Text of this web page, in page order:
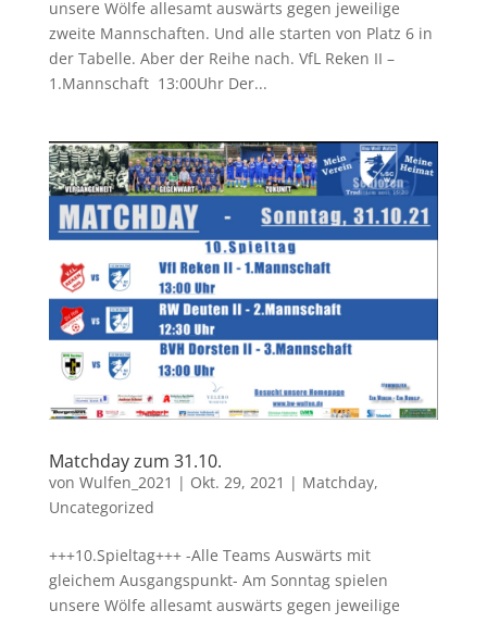
unsere Wölfe allesamt auswärts gegen jeweilige
zweite Mannschaften. Und alle starten von Platz 6 in
der Tabelle. Aber der Reihe nach. VfL Reken II –
1.Mannschaft 13:00Uhr Der...
Matchday zum 31.10.
von Wulfen_2021 | Okt. 29, 2021 | Matchday,
Uncategorized
+++10.Spieltag+++ -Alle Teams Auswärts mit
gleichem Ausgangspunkt- Am Sonntag spielen
unsere Wölfe allesamt auswärts gegen jeweilige